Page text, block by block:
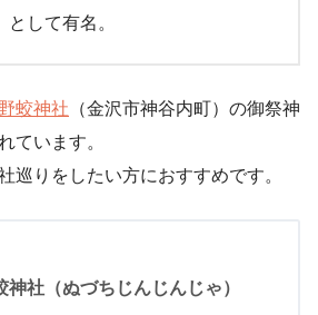
として有名。
野蛟神社 （金沢市神谷内町）の御祭神
ています。
巡りをしたい方におすすめです。
神社（ぬづちじんじんじゃ）